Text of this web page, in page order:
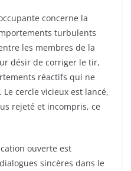
concerne la
turbulents
les membres de la
désir de corriger le tir,
réactifs qui ne
cercle vicieux est lancé,
rejeté et incompris, ce
ouverte est
sincères dans le